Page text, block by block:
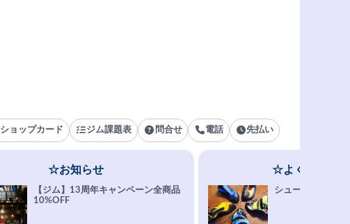
ショップカード ジム課題表 問合せ 電話 先払い
☆お知らせ
【ジム】13周年キャンペーン全商品
10%OFF
☆よくある質
シューズ選びFAQ